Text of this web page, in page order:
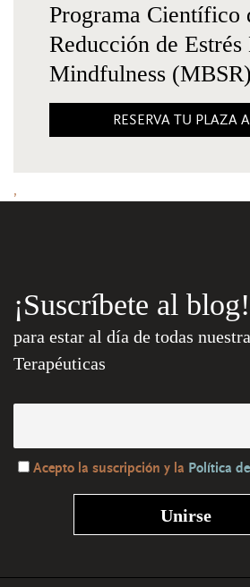
Programa Científico
Reducción de Estrés
Mindfulness (MBSR)
RESERVA TU PLAZA
,
¡Suscríbete al blog!
para estar al día de todas
Terapéuticas
Acepto la suscripción y la Política